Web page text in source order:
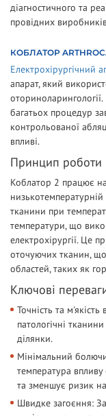
діагностичного та
провідних
КОБЛАТОР
Електрохірургічний
апарат, який
багатьох процедур
контрольованої
впливі.
Принцип роботи
Коблатор 2 працює на
тканини при
температури, що
електрохірургії. Це
оточуючих тканин, що
областей, таких як
Ключові
Точність та
патологічні
ділянки.
Мінімальний
температура
та зменшує ризик
Швидке загоєння: